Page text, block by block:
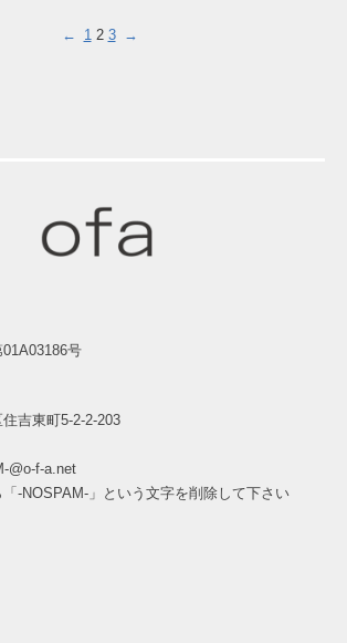
← 1 2 3 →
号
吉東町5-2-2-203
@o-f-a.net
-NOSPAM-」という文字を削除して下さい